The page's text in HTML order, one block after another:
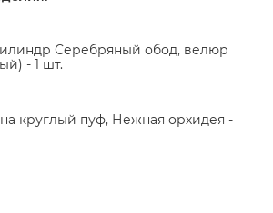
Серебряный обод, велюр
- 1 шт.
круглый пуф, Нежная орхидея -